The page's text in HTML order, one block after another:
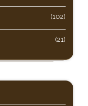
(102)
(21)